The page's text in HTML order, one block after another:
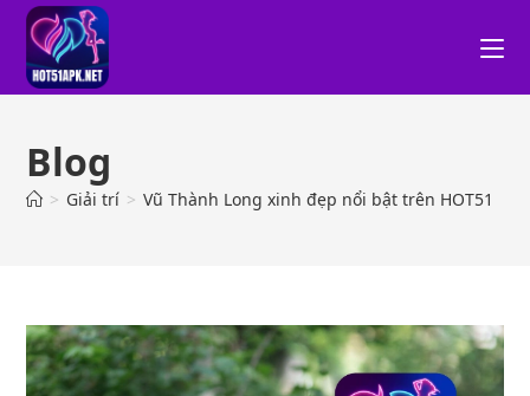
Blog
> Giải trí > Vũ Thành Long xinh đẹp nổi bật trên HOT51